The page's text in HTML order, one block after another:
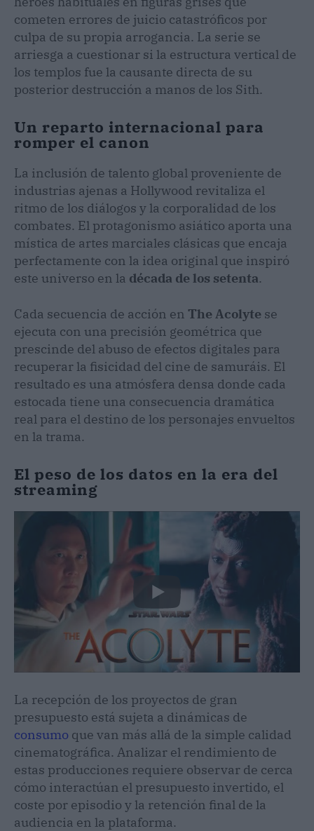
cometen errores de juicio catastróficos por
culpa de su propia arrogancia. La serie se
arriesga a cuestionar si la estructura vertical de
los templos fue la causante directa de su
posterior destrucción a manos de los Sith.
Un reparto internacional para
romper el canon
La inclusión de talento global proveniente de
industrias ajenas a Hollywood revitaliza el
ritmo de los diálogos y la corporalidad de los
combates. El protagonismo asiático aporta una
mística de artes marciales clásicas que encaja
perfectamente con la idea original que inspiró
este universo en la década de los setenta.
Cada secuencia de acción en The Acolyte se
ejecuta con una precisión geométrica que
prescinde del abuso de efectos digitales para
recuperar la fisicidad del cine de samuráis. El
resultado es una atmósfera densa donde cada
estocada tiene una consecuencia dramática
real para el destino de los personajes envueltos
en la trama.
El peso de los datos en la era del
streaming
La recepción de los proyectos de gran
presupuesto está sujeta a dinámicas de
consumo que van más allá de la simple calidad
cinematográfica. Analizar el rendimiento de
estas producciones requiere observar de cerca
cómo interactúan el presupuesto invertido, el
coste por episodio y la retención final de la
audiencia en la plataforma.